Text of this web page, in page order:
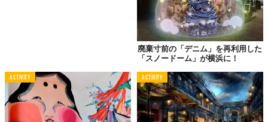
廃棄寸前の「デニム」を再利用した
「スノードーム」が横浜に！
ACTIVITY ACTIVITY